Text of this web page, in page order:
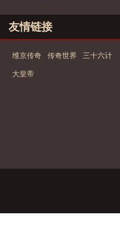
友情链接
维京传奇 传奇世界 三十六计
大皇帝